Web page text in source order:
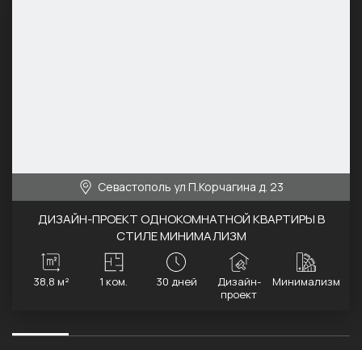
ДИЗАЙН-ПРОЕКТ ОДНОКОМНАТНОЙ КВАРТИРЫ В
СТИЛЕ МИНИМАЛИЗМ
Севастополь ул П.Корчагина д. 23
38,8 м² 1 ком. 30 дней
Дизайн-
проект
Минимализм